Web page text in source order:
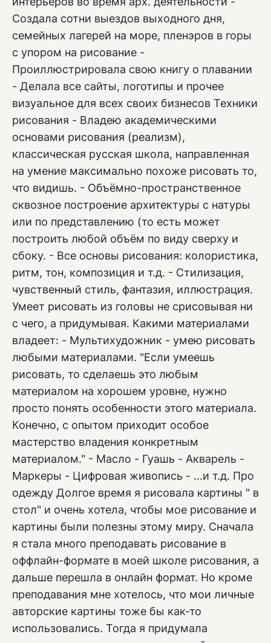
Создала сотни выездов выходного дня,
семейных лагерей на море, пленэров в горы
с упором на рисование -
Проиллюстрировала свою книгу о плавании
- Делала все сайты, логотипы и прочее
визуальное для всех своих бизнесов Техники
рисования - Владею академическими
основами рисования (реализм),
классическая русская школа, направленная
на умение максимально похоже рисовать то,
что видишь. - Объёмно-пространственное
сквозное построение архитектуры с натуры
или по представлению (то есть может
построить любой объём по виду сверху и
сбоку. - Все основы рисования: колористика,
ритм, тон, композиция и т.д. - Стилизация,
чувственный стиль, фантазия, иллюстрация.
Умеет рисовать из головы не срисовывая ни
с чего, а придумывая. Какими материалами
владеет: - Мультихудожник - умею рисовать
любыми материалами. "Если умеешь
рисовать, то сделаешь это любым
материалом на хорошем уровне, нужно
просто понять особенности этого материала.
Конечно, с опытом приходит особое
мастерство владения конкретным
материалом." - Масло - Гуашь - Акварель -
Маркеры - Цифровая живопись - ...и т.д. Про
одежду Долгое время я рисовала картины " в
стол" и очень хотела, чтобы мое рисование и
картины были полезны этому миру. Сначала
я стала много преподавать рисование в
оффлайн-формате в моей школе рисования, а
дальше перешла в онлайн формат. Но кроме
преподавания мне хотелось, что мои личные
авторские картины тоже бы как-то
использовались. Тогда я придумала